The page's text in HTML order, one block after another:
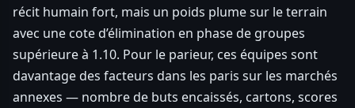
récit humain fort, mais un poids plume sur le terrain
avec une cote d’élimination en phase de groupes
supérieure à 1.10. Pour le parieur, ces équipes sont
davantage des facteurs dans les paris sur les marchés
annexes — nombre de buts encaissés, cartons, scores